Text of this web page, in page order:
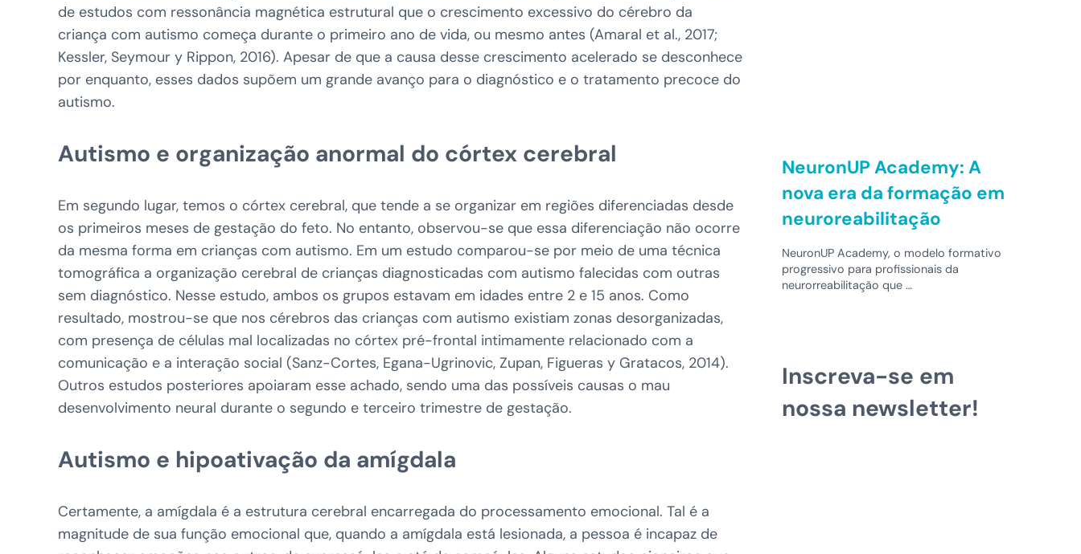
de estudos com ressonância magnética estrutural que o crescimento excessivo do cérebro da
criança com autismo começa durante o primeiro ano de vida, ou mesmo antes (Amaral et al., 2017;
Kessler, Seymour y Rippon, 2016). Apesar de que a causa desse crescimento acelerado se desconhece
por enquanto, esses dados supõem um grande avanço para o diagnóstico e o tratamento precoce do
autismo.
Autismo e organização anormal do córtex cerebral
Em segundo lugar, temos o córtex cerebral, que tende a se organizar em regiões diferenciadas desde
os primeiros meses de gestação do feto. No entanto, observou-se que essa diferenciação não ocorre
da mesma forma em crianças com autismo. Em um estudo comparou-se por meio de uma técnica
tomográfica a organização cerebral de crianças diagnosticadas com autismo falecidas com outras
sem diagnóstico. Nesse estudo, ambos os grupos estavam em idades entre 2 e 15 anos. Como
resultado, mostrou-se que nos cérebros das crianças com autismo existiam zonas desorganizadas,
com presença de células mal localizadas no córtex pré-frontal intimamente relacionado com a
comunicação e a interação social (Sanz-Cortes, Egana-Ugrinovic, Zupan, Figueras y Gratacos, 2014).
Outros estudos posteriores apoiaram esse achado, sendo uma das possíveis causas o mau
desenvolvimento neural durante o segundo e terceiro trimestre de gestação.
Autismo e hipoativação da amígdala
Certamente, a amígdala é a estrutura cerebral encarregada do processamento emocional. Tal é a
magnitude de sua função emocional que, quando a amígdala está lesionada, a pessoa é incapaz de
NeuronUP Academy: A
nova era da formação em
neuroreabilitação
NeuronUP Academy, o modelo formativo
progressivo para profissionais da
neurorreabilitação que …
Inscreva-se em
nossa newsletter!